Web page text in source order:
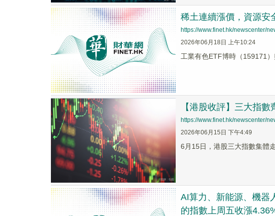
稀土連續漲價，資源安
https://www.finet.hk/newscenter/
2026年06月18日 上午10:24
工業有色ETF博時（159171
【港股收評】三大指
https://www.finet.hk/newscenter/
2026年06月15日 下午4:49
6月15日，港股三大指數集體
AI算力、新能源、機器
的指數上周五收漲